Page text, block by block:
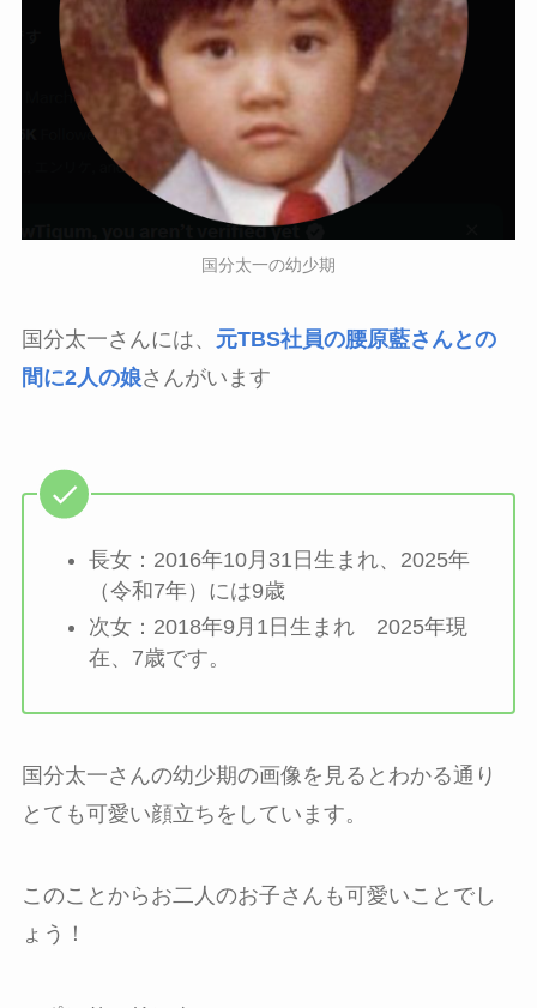
国分太一の幼少期
国分太一さんには、 元TBS社員の腰原藍さんとの
間に2人の娘さんがいます
長女：2016年10月31日生まれ、2025年
（令和7年）には9歳
次女：2018年9月1日生まれ 2025年現
在、7歳です。
国分太一さんの幼少期の画像を見るとわかる通り
とても可愛い顔立ちをしています。
このことからお二人のお子さんも可愛いことでし
ょう！